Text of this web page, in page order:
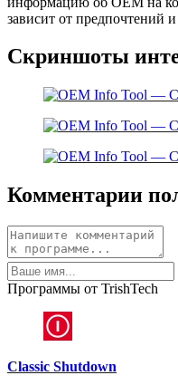
зависит от предпочтений
Скриншоты
Комментарии
Программы от TrishTech
Classic Shutdown